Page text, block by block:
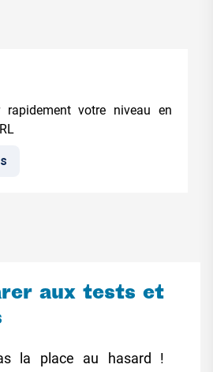
rapidement votre niveau en
aux tests et
la place au hasard !